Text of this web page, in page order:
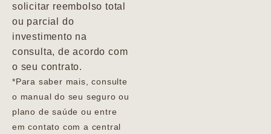
solicitar reembolso total
ou parcial do
investimento na
consulta, de acordo com
o seu contrato.
*Para saber mais, consulte
o manual do seu seguro ou
plano de saúde ou entre
em contato com a central